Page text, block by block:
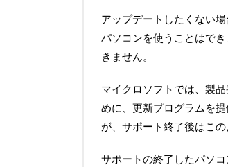
アップデートしたくない
パソコンを使うことはで
きません。
マイクロソフトでは、製
めに、更新プログラムを
が、サポート終了後はこ
サポートの終了したパソ